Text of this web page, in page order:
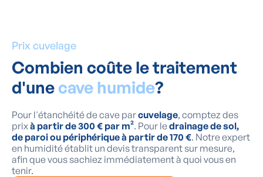
Prix cuvelage
Combien coûte le traitement
d'une cave humide?
Pour l'étanchéité de cave parcuvelage, comptez des
prixà partir de 300 € par m². Pour ledrainage de sol,
de paroi ou périphérique à partir de 170 €. Notre expert
en humidité établit un devis transparent sur mesure,
afin que vous sachiez immédiatement à quoi vous en
tenir.